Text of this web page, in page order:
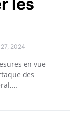
les
2024
en vue
des